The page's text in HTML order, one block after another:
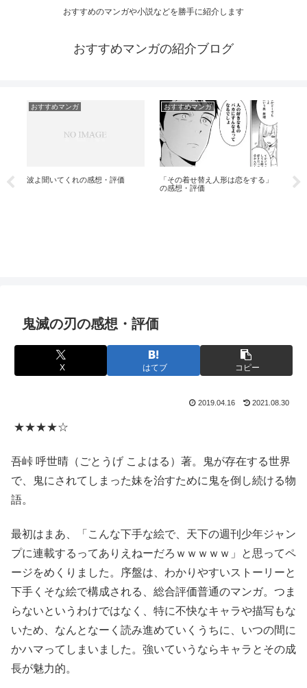
おすすめのマンガや小説などを勝手に紹介します
おすすめマンガの紹介ブログ
評価
おすすめマンガ
「その着せ替え人形は恋をする」
おすすめマンガ
「罪と快」「CANDY ＆
CIGARETTES」などの感想
鬼滅の刃の感想・評価
X はてブ コピー
2019.04.16 2021.08.30
★★★★☆
吾峠 呼世晴（ごとうげ こよはる）著。鬼が存在する世界
で、鬼にされてしまった妹を治すために鬼を倒し続ける物
語。
最初はまあ、「こんな下手な絵で、天下の週刊少年ジャン
プに連載するってありえねーだろｗｗｗｗｗ」と思ってペ
ージをめくりました。序盤は、わかりやすいストーリーと
下手くそな絵で構成される、総合評価普通のマンガ。つま
らないというわけではなく、特に不快なキャラや描写もな
いため、なんとなーく読み進めていくうちに、いつの間に
かハマってしまいました。強いていうならキャラとその成
長が魅力的。